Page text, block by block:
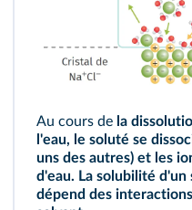
Au cours de la
l'eau, le soluté se
uns des autres) et les
d'eau. La solubilité
dépend des